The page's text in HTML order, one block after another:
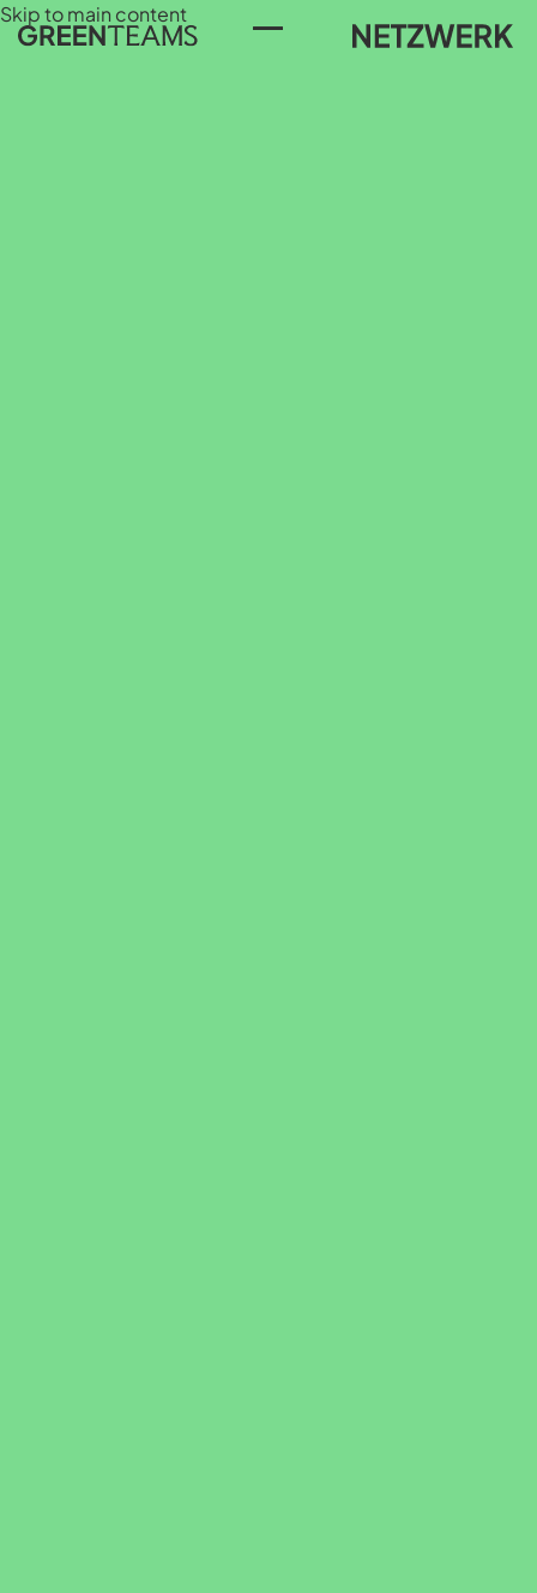
Skip to main content
Toggle Menu